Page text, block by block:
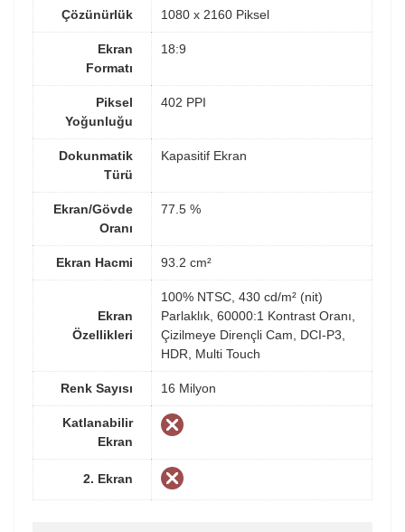
Çözünürlük 1080 x 2160 Piksel
Ekran
Formatı
18:9
Piksel
Yoğunluğu
402 PPI
Dokunmatik
Türü
Kapasitif Ekran
Ekran/Gövde
Oranı
77.5 %
Ekran Hacmi 93.2 cm²
Ekran
Özellikleri
100% NTSC, 430 cd/m² (nit)
Parlaklık, 60000:1 Kontrast Oranı,
Çizilmeye Dirençli Cam, DCI-P3,
HDR, Multi Touch
Renk Sayısı 16 Milyon
Katlanabilir
Ekran
2. Ekran